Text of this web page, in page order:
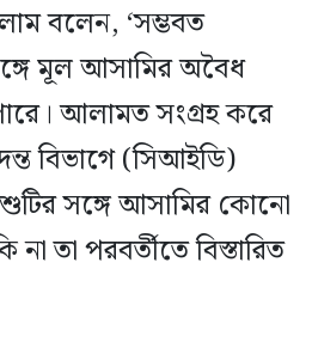
বলেন, ‘সম্ভবত
মূল আসামির অবৈধ
আলামত সংগ্রহ করে
বিভাগে (সিআইডি)
সঙ্গে আসামির কোনো
তা পরবর্তীতে বিস্তারিত